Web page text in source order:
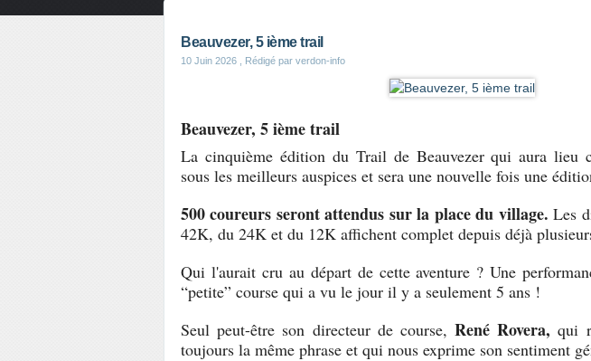
Beauvezer, 5 ième trail
10 Juin 2026 , Rédigé par verdon-info
Beauvezer, 5 ième trail
La cinquième édition du Trail de Beauvezer qui aura lieu
sous les meilleurs auspices et sera une nouvelle fois une
500 coureurs seront attendus sur la place du village. Les
42K, du 24K et du 12K affichent complet depuis déjà
Qui l'aurait cru au départ de cette aventure ? Une
“petite” course qui a vu le jour il y a seulement 5 ans !
Seul peut-être son directeur de course, René Rovera,qui
toujours la même phrase et qui nous exprime son sentiment